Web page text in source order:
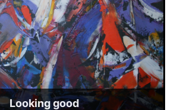
Looking good